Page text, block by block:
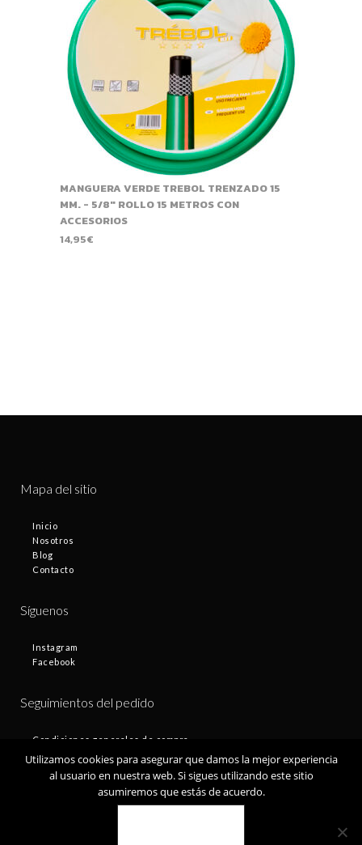
MANGUERA VERDE TREBOL TRENZADO 15
MM. - 5/8" ROLLO 15 METROS CON
ACCESORIOS
14,95€
Mapa del sitio
Inicio
Nosotros
Blog
Contacto
Síguenos
Instagram
Facebook
Seguimientos del pedido
Condiciones generales de compra
Plazos de entrega
Política de privacidad
Política de cookies
Utilizamos cookies para asegurar que damos la mejor experiencia
al usuario en nuestra web. Si sigues utilizando este sitio
asumiremos que estás de acuerdo.